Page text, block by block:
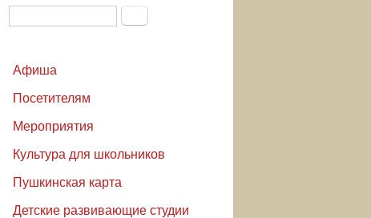
Поиск
Афиша
Посетителям
Мероприятия
Культура для школьников
Пушкинская карта
Детские развивающие студии